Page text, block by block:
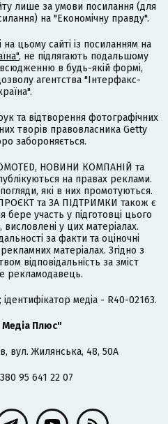
лише за умови посилання (для
на "Економічну правду".
на цьому сайті із посиланням на
, не підлягають подальшому
в будь-якій формі,
агентства "Інтерфакс-
та відтворення фотографічних
творів правовласника Getty
забороняється.
НОВИНИ КОМПАНІЙ та
на правах реклами.
які в них промотуються.
та ЗА ПІДТРИМКИ також є
участь у підготовці цього
висловлені у цих матеріалах.
за факти та оціночні
матеріалах. Згідно з
відповідальність за зміст
рекламодавець.
медіа - R40-02163.
Плюс"
вул. Жилянська, 48, 50А
95 641 22 07